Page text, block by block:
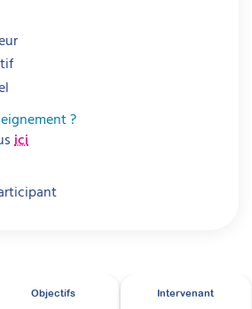
?
ici
Objectifs Intervenant